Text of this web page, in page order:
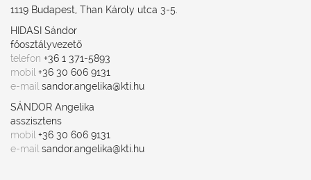
1119 Budapest, Than Károly utca 3-5.
HIDASI Sándor
főosztályvezető
telefon +36 1 371-5893
mobil +36 30 606 9131
e-mail sandor.angelika@kti.hu
SÁNDOR Angelika
asszisztens
mobil +36 30 606 9131
e-mail sandor.angelika@kti.hu